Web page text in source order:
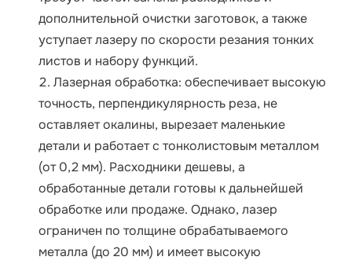
дополнительной очистки заготовок, а также
уступает лазеру по скорости резания тонких
листов и набору функций.
Лазерная обработка: обеспечивает высокую
точность, перпендикулярность реза, не
оставляет окалины, вырезает маленькие
детали и работает с тонколистовым металлом
(от 0,2 мм). Расходники дешевы, а
обработанные детали готовы к дальнейшей
обработке или продаже. Однако, лазер
ограничен по толщине обрабатываемого
металла (до 20 мм) и имеет высокую